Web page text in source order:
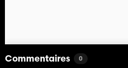
Commentaires 0